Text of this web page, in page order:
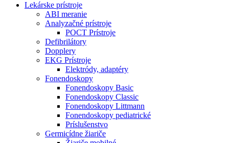
Lekárske prístroje
ABI meranie
Analyzačné prístroje
POCT Prístroje
Defibrilátory
Dopplery
EKG Prístroje
Elektródy, adaptéry
Fonendoskopy
Fonendoskopy Basic
Fonendoskopy Classic
Fonendoskopy Littmann
Fonendoskopy pediatrické
Príslušenstvo
Germicídne žiariče